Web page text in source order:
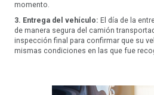
momento.
3. Entrega del vehículo: El día de la
de manera segura del camión
inspección final para confirmar que su
mismas condiciones en las que fue